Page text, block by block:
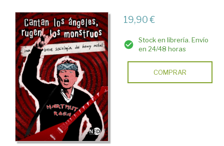
cultura.
Contexto
cultural
de
la
vida
social
>
Comunicación
19,90 €
Stock en librería. Envío
en 24/48 horas
COMPRAR